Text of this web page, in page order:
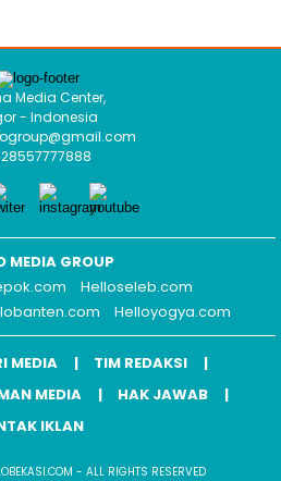
Media Center,
- Indonesia
MEDIA GROUP
Helloseleb.com
Helloyogya.com
MEDIA
TIM REDAKSI
MEDIA
HAK JAWAB
IKLAN
- ALL RIGHTS RESERVED